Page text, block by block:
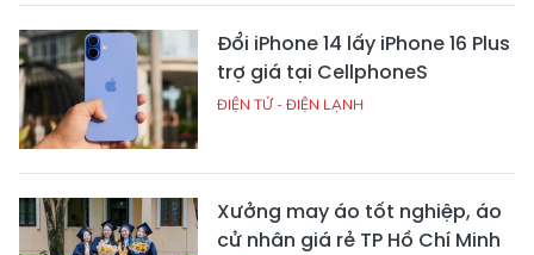
Đổi iPhone 14 lấy iPhone 16 Plus
trợ giá tại CellphoneS
ĐIỆN TỬ - ĐIỆN LẠNH
Xưởng may áo tốt nghiệp, áo
cử nhân giá rẻ TP Hồ Chí Minh